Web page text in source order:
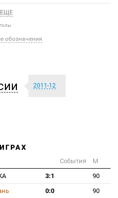
ЕЩЕ
обозначения
2011-12
События
М
3:1
90
0:0
90